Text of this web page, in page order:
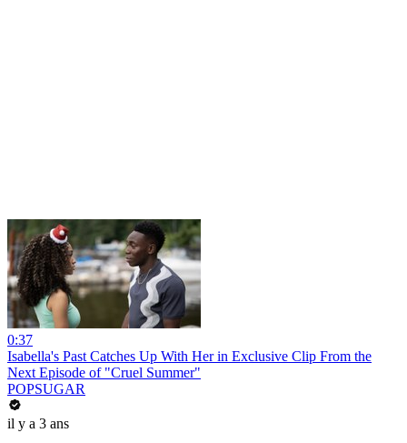
0:37
Isabella's Past Catches Up With Her in Exclusive Clip From the
Next Episode of "Cruel Summer"
POPSUGAR
il y a 3 ans